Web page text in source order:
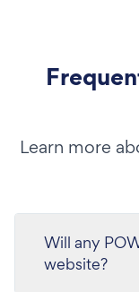
Learn more
Will any
website?